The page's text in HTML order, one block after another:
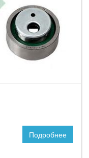
Подробнее